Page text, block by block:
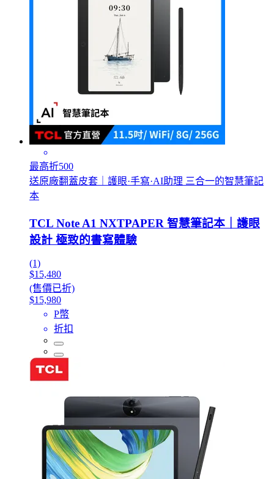
最高折500
送原廠翻蓋皮套｜護眼·手寫·AI助理 三合一的智慧筆記
本
TCL Note A1 NXTPAPER 智慧筆記本｜護眼
設計 極致的書寫體驗
(1)
$15,480
(售價已折)
$15,980
P幣
折扣